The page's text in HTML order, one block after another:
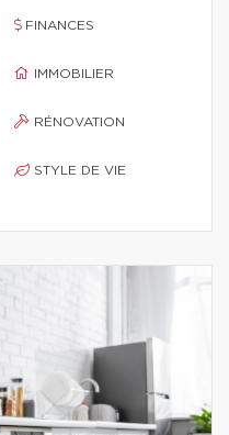
FINANCES
IMMOBILIER
RÉNOVATION
STYLE DE VIE